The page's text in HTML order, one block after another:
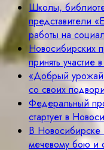
Школы,
представители
работы на
Новосибирских
принять
«Добрый
со своих
Федеральный
стартует в
В Новосибирске
мечевому бою и